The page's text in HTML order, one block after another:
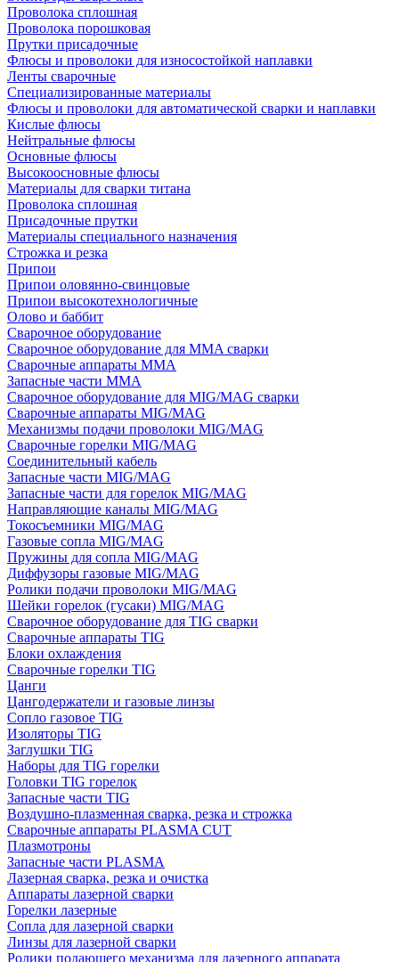
Проволока сплошная
Проволока порошковая
Прутки присадочные
Флюсы и проволоки для износостойкой наплавки
Ленты сварочные
Специализированные материалы
Флюсы и проволоки для автоматической сварки и наплавки
Кислые флюсы
Нейтральные флюсы
Основные флюсы
Высокоосновные флюсы
Материалы для сварки титана
Проволока сплошная
Присадочные прутки
Материалы специального назначения
Строжка и резка
Припои
Припои оловянно-свинцовые
Припои высокотехнологичные
Олово и баббит
Сварочное оборудование
Сварочное оборудование для MMA сварки
Сварочные аппараты MMA
Запасные части MMA
Сварочное оборудование для MIG/MAG сварки
Сварочные аппараты MIG/MAG
Механизмы подачи проволоки MIG/MAG
Сварочные горелки MIG/MAG
Соединительный кабель
Запасные части MIG/MAG
Запасные части для горелок MIG/MAG
Направляющие каналы MIG/MAG
Токосъемники MIG/MAG
Газовые сопла MIG/MAG
Пружины для сопла MIG/MAG
Диффузоры газовые MIG/MAG
Ролики подачи проволоки MIG/MAG
Шейки горелок (гусаки) MIG/MAG
Сварочное оборудование для TIG сварки
Сварочные аппараты TIG
Блоки охлаждения
Сварочные горелки TIG
Цанги
Цангодержатели и газовые линзы
Сопло газовое TIG
Изоляторы TIG
Заглушки TIG
Наборы для TIG горелки
Головки TIG горелок
Запасные части TIG
Воздушно-плазменная сварка, резка и строжка
Сварочные аппараты PLASMA CUT
Плазмотроны
Запасные части PLASMA
Лазерная сварка, резка и очистка
Аппараты лазерной сварки
Горелки лазерные
Сопла для лазерной сварки
Линзы для лазерной сварки
Ролики подающего механизма для лазерного аппарата